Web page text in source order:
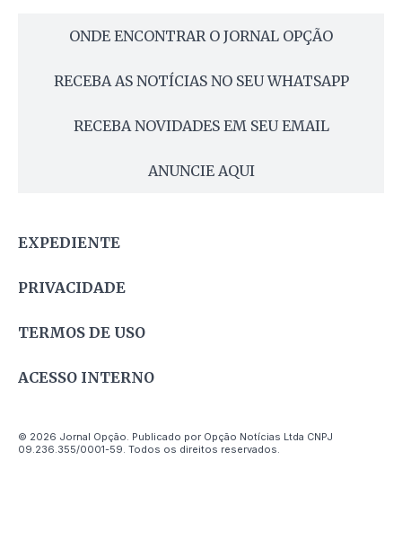
ONDE ENCONTRAR O JORNAL OPÇÃO
RECEBA AS NOTÍCIAS NO SEU WHATSAPP
RECEBA NOVIDADES EM SEU EMAIL
ANUNCIE AQUI
EXPEDIENTE
PRIVACIDADE
TERMOS DE USO
ACESSO INTERNO
© 2026 Jornal Opção. Publicado por Opção Notícias Ltda CNPJ
09.236.355/0001-59. Todos os direitos reservados.